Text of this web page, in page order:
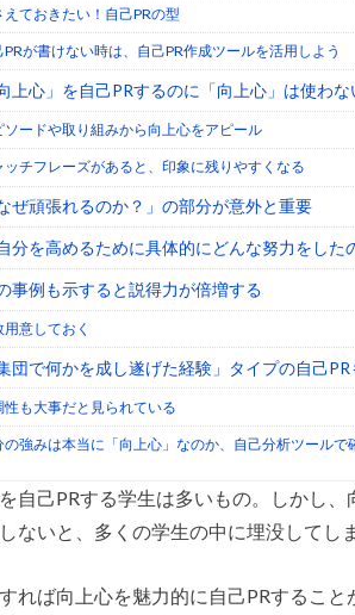
えておきたい！自己PRの型
PRが書けない時は、自己PR作成ツールを活用しよう
上心」を自己PRするのに「向上心」は使わな
ソードや取り組みから向上心をアピール
ッチフレーズがあると、印象に残りやすくなる
ぜ頑張れるのか？」の部分が意外と重要
分を高めるために具体的にどんな努力をした
事例も示すると説得力が倍増する
用意しておく
団で何かを成し遂げた経験」タイプの自己PR
性も大事だと見られている
の強みは本当に「向上心」なのか、自己分析ツールで
を自己PRする学生は多いもの。しかし
ないと、多くの学生の中に埋没してし
れば向上心を魅力的に自己PRするこ